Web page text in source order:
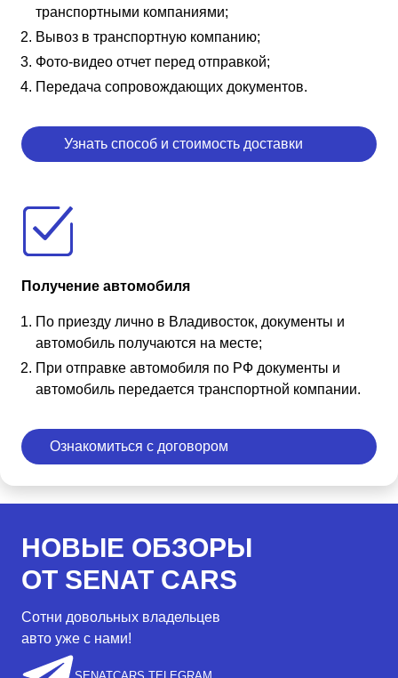
транспортными компаниями;
Вывоз в транспортную компанию;
Фото-видео отчет перед отправкой;
Передача сопровождающих документов.
Узнать способ и стоимость доставки
Получение автомобиля
По приезду лично в Владивосток, документы и
автомобиль получаются на месте;
При отправке автомобиля по РФ документы и
автомобиль передается транспортной компании.
Ознакомиться с договором
НОВЫЕ ОБЗОРЫ
ОТ SENAT CARS
Сотни довольных владельцев
авто уже с нами!